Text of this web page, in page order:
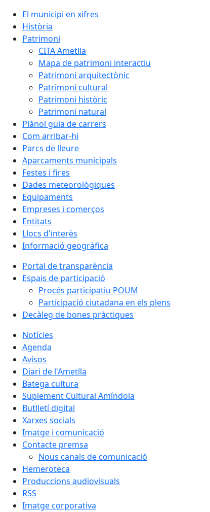
El municipi en xifres
Història
Patrimoni
CITA Ametlla
Mapa de patrimoni interactiu
Patrimoni arquitectònic
Patrimoni cultural
Patrimoni històric
Patrimoni natural
Plànol guia de carrers
Com arribar-hi
Parcs de lleure
Aparcaments municipals
Festes i fires
Dades meteorològiques
Equipaments
Empreses i comerços
Entitats
Llocs d'interès
Informació geogràfica
Portal de transparència
Espais de participació
Procés participatiu POUM
Participació ciutadana en els plens
Decàleg de bones pràctiques
Notícies
Agenda
Avisos
Diari de l'Ametlla
Batega cultura
Suplement Cultural Amíndola
Butlletí digital
Xarxes socials
Imatge i comunicació
Contacte premsa
Nous canals de comunicació
Hemeroteca
Produccions audiovisuals
RSS
Imatge corporativa